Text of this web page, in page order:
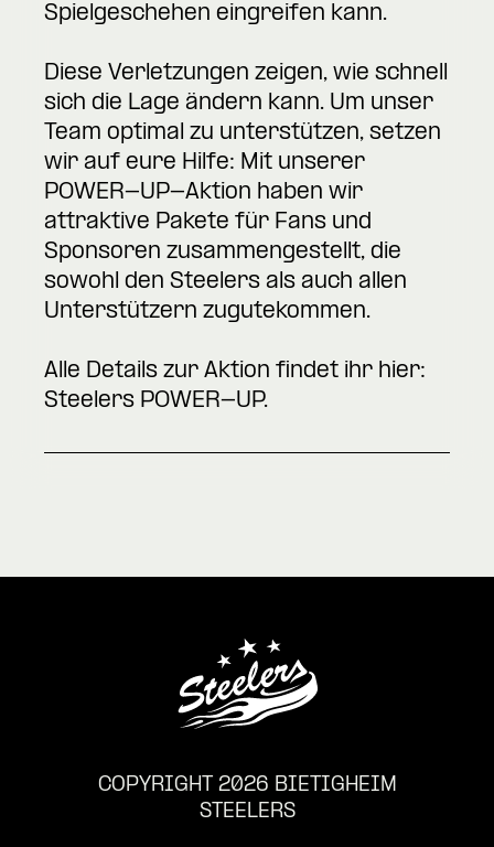
Spielgeschehen eingreifen kann.
Diese Verletzungen zeigen, wie schnell
sich die Lage ändern kann. Um unser
Team optimal zu unterstützen, setzen
wir auf eure Hilfe: Mit unserer
POWER-UP-Aktion haben wir
attraktive Pakete für Fans und
Sponsoren zusammengestellt, die
sowohl den Steelers als auch allen
Unterstützern zugutekommen.
Alle Details zur Aktion findet ihr hier:
Steelers POWER-UP.
COPYRIGHT 2026 BIETIGHEIM
STEELERS